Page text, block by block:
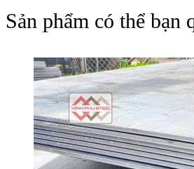
Sản phẩm có thể bạn